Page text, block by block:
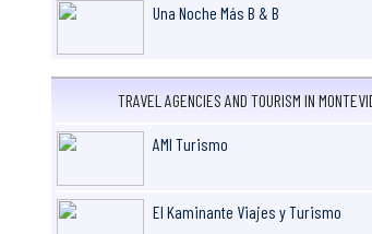
Una Noche Más B & B
TRAVEL AGENCIES AND TOURISM IN
AMI Turismo
El Kaminante Viajes y Turismo